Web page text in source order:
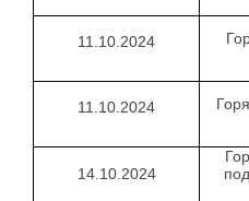
11.10.2024
11.10.2024
14.10.2024